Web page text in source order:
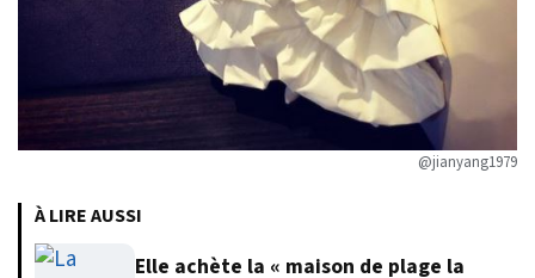
@jianyang1979
À LIRE AUSSI
Elle achète la « maison de plage la